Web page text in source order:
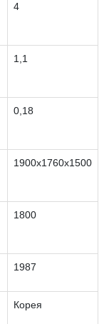
4
1,1
0,18
1900х1760х1500
1800
1987
Корея